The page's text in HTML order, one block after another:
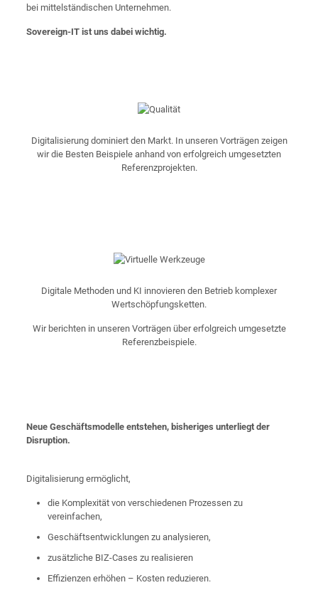
bei mittelständischen Unternehmen.
Sovereign-IT ist uns dabei wichtig.
Digitalisierung dominiert den Markt. In unseren Vorträgen zeigen
wir die Besten Beispiele anhand von erfolgreich umgesetzten
Referenzprojekten.
Digitale Methoden und KI innovieren den Betrieb komplexer
Wertschöpfungsketten.
Wir berichten in unseren Vorträgen über erfolgreich umgesetzte
Referenzbeispiele.
Neue Geschäftsmodelle entstehen, bisheriges unterliegt der
Disruption.
Digitalisierung ermöglicht,
die Komplexität von verschiedenen Prozessen zu
vereinfachen,
Geschäftsentwicklungen zu analysieren,
zusätzliche BIZ-Cases zu realisieren
Effizienzen erhöhen – Kosten reduzieren.